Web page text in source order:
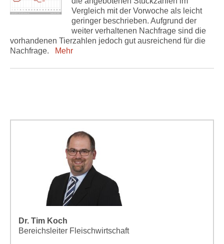
Vergleich mit der Vorwoche als leicht
geringer beschrieben. Aufgrund der
weiter verhaltenen Nachfrage sind die
vorhandenen Tierzahlen jedoch gut ausreichend für die
Nachfrage.
Mehr
Dr. Tim Koch
Bereichsleiter Fleischwirtschaft